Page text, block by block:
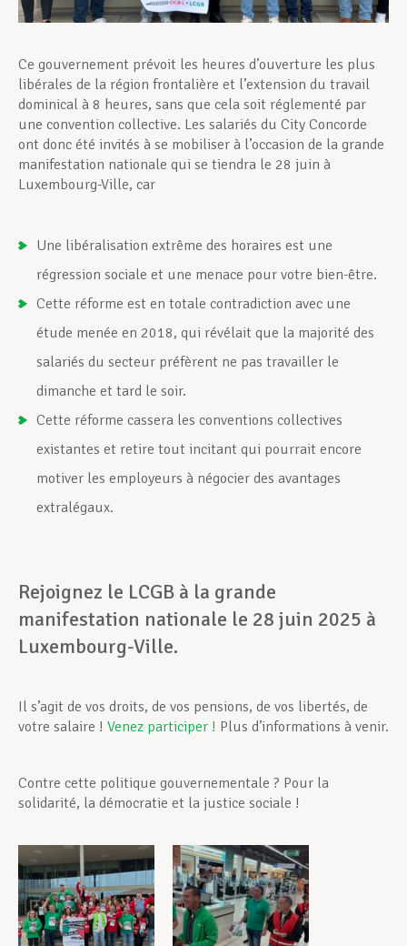
Ce gouvernement prévoit les heures d’ouverture les plus
libérales de la région frontalière et l’extension du travail
dominical à 8 heures, sans que cela soit réglementé par
une convention collective. Les salariés du City Concorde
ont donc été invités à se mobiliser à l’occasion de la grande
manifestation nationale qui se tiendra le 28 juin à
Luxembourg-Ville, car
Une libéralisation extrême des horaires est une
régression sociale et une menace pour votre bien-être.
Cette réforme est en totale contradiction avec une
étude menée en 2018, qui révélait que la majorité des
salariés du secteur préfèrent ne pas travailler le
dimanche et tard le soir.
Cette réforme cassera les conventions collectives
existantes et retire tout incitant qui pourrait encore
motiver les employeurs à négocier des avantages
extralégaux.
Rejoignez le LCGB à la grande
manifestation nationale le 28 juin 2025 à
Luxembourg-Ville.
Il s’agit de vos droits, de vos pensions, de vos libertés, de
votre salaire ! Venez participer ! Plus d’informations à venir.
Contre cette politique gouvernementale ? Pour la
solidarité, la démocratie et la justice sociale !